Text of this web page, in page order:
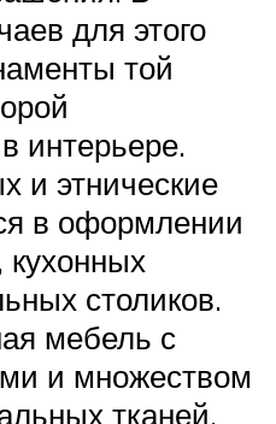
для этого
той
интерьере.
и этнические
в оформлении
столиков.
мебель с
и множеством
тканей.